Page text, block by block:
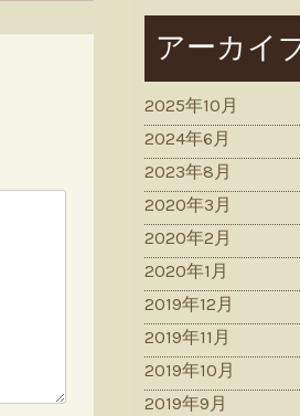
アーカイ
2025年10月
2024年6月
2023年8月
2020年3月
2020年2月
2020年1月
2019年12月
2019年11月
2019年10月
2019年9月